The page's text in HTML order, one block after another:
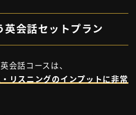
英会話セットプラン
会話コースは、
リスニングのインプットに非常